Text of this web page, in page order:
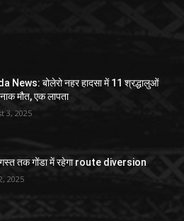
News: बोलेरो नहर हादसा में 11 श्रद्धालुओं
मौत, एक लापता
3, 2025
तक गोंडा में रहेगा route diversion
2025